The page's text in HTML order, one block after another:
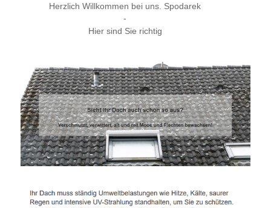
Herzlich Willkommen bei uns. Spodarek
-
Hier sind Sie richtig